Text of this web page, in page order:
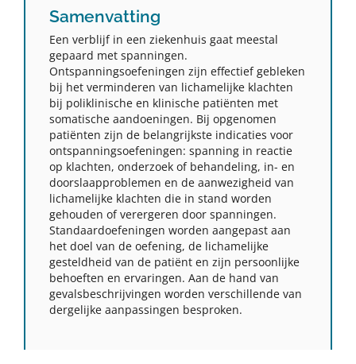
Samenvatting
Een verblijf in een ziekenhuis gaat meestal
gepaard met spanningen.
Ontspanningsoefeningen zijn effectief gebleken
bij het verminderen van lichamelijke klachten
bij poliklinische en klinische patiënten met
somatische aandoeningen. Bij opgenomen
patiënten zijn de belangrijkste indicaties voor
ontspanningsoefeningen: spanning in reactie
op klachten, onderzoek of behandeling, in- en
doorslaapproblemen en de aanwezigheid van
lichamelijke klachten die in stand worden
gehouden of verergeren door spanningen.
Standaardoefeningen worden aangepast aan
het doel van de oefening, de lichamelijke
gesteldheid van de patiënt en zijn persoonlijke
behoeften en ervaringen. Aan de hand van
gevalsbeschrijvingen worden verschillende van
dergelijke aanpassingen besproken.